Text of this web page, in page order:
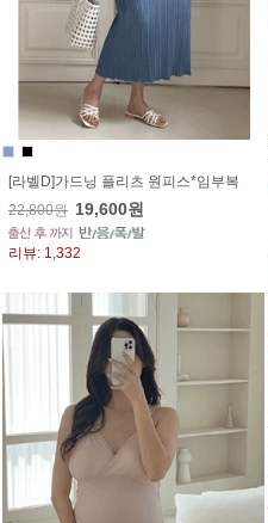
[라벨D]가드닝 플리츠 원피스*임부복
22,800원 19,600원
리뷰: 1,332